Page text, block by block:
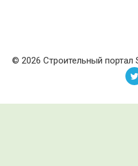
© 2026 Строительный портал